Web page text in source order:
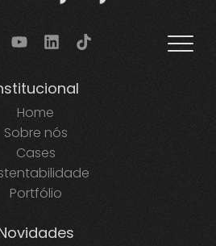
Home
Sobre nós
Cases
Portfólio